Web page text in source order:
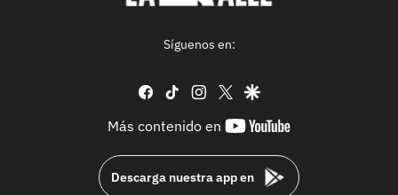
Síguenos en:
facebook
tiktok instagram
twittergoogle
Más contenido en
youtube-
Descarga nuestra app en